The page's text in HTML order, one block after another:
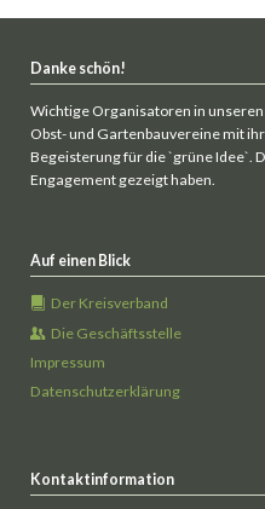
Danke schön!
Wichtige Organisatoren in
Obst- und Gartenbauvereine mit
Begeisterung für die `grüne Idee`.
Engagement gezeigt haben.
Auf einen Blick
Der Kreisverband
Die Geschäftsstelle
Impressum
Datenschutzerklärung
Kontaktinformation